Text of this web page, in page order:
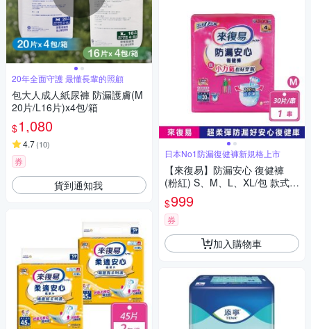
20年全面守護 最懂長輩的照顧
包大人成人紙尿褲 防漏護膚(M
20片/L16片)x4包/箱
$1,080
4.7(10)
券
貨到通知我
日本No1防漏復健褲新規格上市
【來復易】防漏安心 復健褲
(粉紅) S、M、L、XL/包 款式任
選
$999
券
加入購物車